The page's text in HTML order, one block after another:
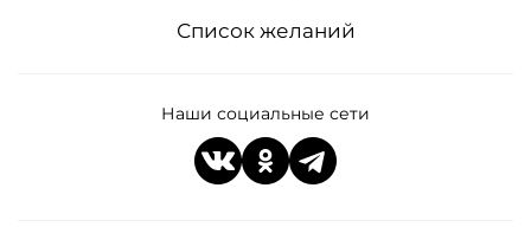
Список желаний
Наши социальные сети